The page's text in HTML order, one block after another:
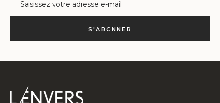
S'ABONNER